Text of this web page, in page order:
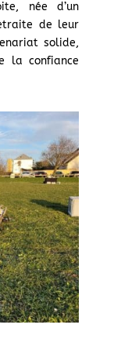
née d’un
de leur
solide,
la confiance